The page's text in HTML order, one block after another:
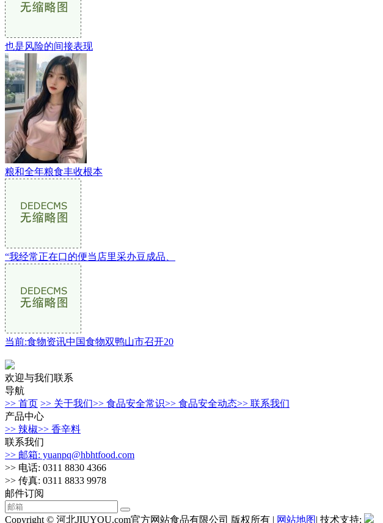
也是风险的间接表现
粮和全年粮食丰收根本
“我经常正在口的便当店里采办豆成品、
当前:食物资讯中国食物双鸭山市召开20
欢迎与我们联系
导航
>> 首页 >> 关于我们>> 食品安全常识>> 食品安全动态>> 联系我们
产品中心
>> 辣椒>> 香辛料
联系我们
>> 邮箱: yuanpq@hbhtfood.com
>> 电话: 0311 8830 4366
>> 传真: 0311 8833 9978
邮件订阅
Copyright © 河北JIUYOU.com官方网站食品有限公司 版权所有 | 网站地图| 技术支持: